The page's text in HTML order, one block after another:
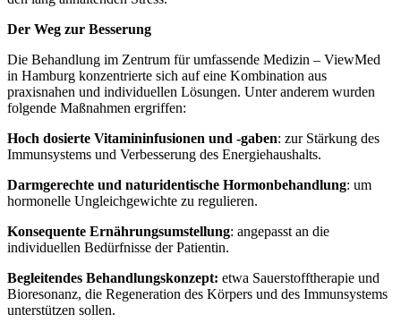
Der Weg zur Besserung
Die Behandlung im Zentrum für umfassende Medizin – ViewMed
in Hamburg konzentrierte sich auf eine Kombination aus
praxisnahen und individuellen Lösungen. Unter anderem wurden
folgende Maßnahmen ergriffen:
Hoch dosierte Vitamininfusionen und -gaben: zur Stärkung des
Immunsystems und Verbesserung des Energiehaushalts.
Darmgerechte und naturidentische Hormonbehandlung: um
hormonelle Ungleichgewichte zu regulieren.
Konsequente Ernährungsumstellung: angepasst an die
individuellen Bedürfnisse der Patientin.
Begleitendes Behandlungskonzept: etwa Sauerstofftherapie und
Bioresonanz, die Regeneration des Körpers und des Immunsystems
unterstützen sollen.